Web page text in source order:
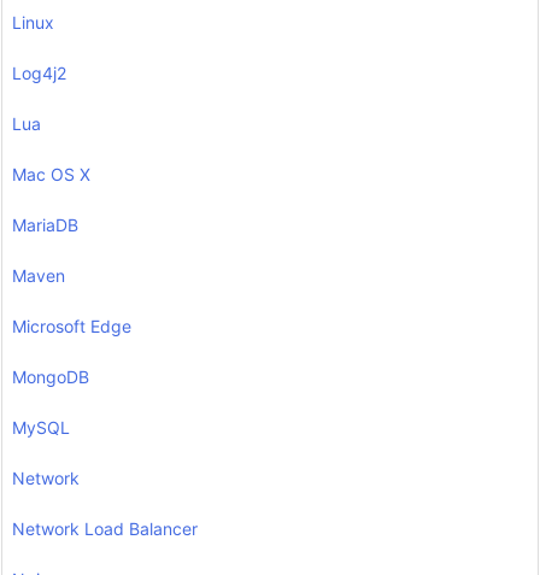
Linux
Log4j2
Lua
Mac OS X
MariaDB
Maven
Microsoft Edge
MongoDB
MySQL
Network
Network Load Balancer